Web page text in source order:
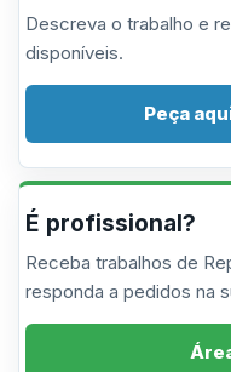
Descreva o trabalho e
disponíveis.
Peça
É profissional?
Receba trabalhos de
responda a pedidos na